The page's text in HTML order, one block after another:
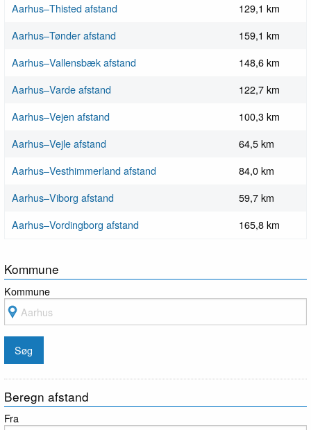
Aarhus–Thisted afstand
129,1 km
Aarhus–Tønder afstand
159,1 km
Aarhus–Vallensbæk afstand
148,6 km
Aarhus–Varde afstand
122,7 km
Aarhus–Vejen afstand
100,3 km
Aarhus–Vejle afstand
64,5 km
Aarhus–Vesthimmerland afstand
84,0 km
Aarhus–Viborg afstand
59,7 km
Aarhus–Vordingborg afstand
165,8 km
Kommune
Kommune
Beregn afstand
Fra